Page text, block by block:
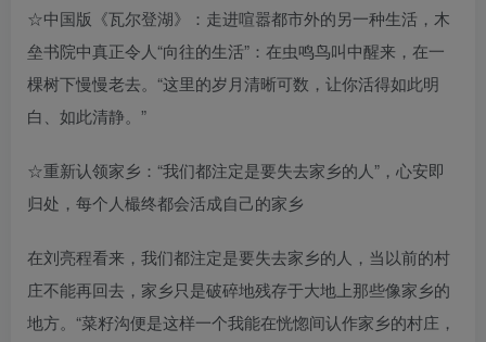
☆中国版《瓦尔登湖》：走进喧嚣都市外的另一种生活，木
垒书院中真正令人“向往的生活”：在虫鸣鸟叫中醒来，在一
棵树下慢慢老去。“这里的岁月清晰可数，让你活得如此明
白、如此清静。”
☆重新认领家乡：“我们都注定是要失去家乡的人”，心安即
归处，每个人樶终都会活成自己的家乡
在刘亮程看来，我们都注定是要失去家乡的人，当以前的村
庄不能再回去，家乡只是破碎地残存于大地上那些像家乡的
地方。“菜籽沟便是这样一个我能在恍惚间认作家乡的村庄，